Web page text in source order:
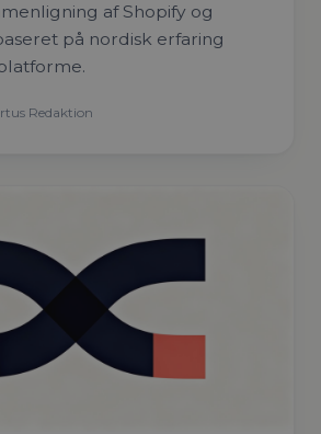
af Shopify og
på nordisk erfaring
Redaktion